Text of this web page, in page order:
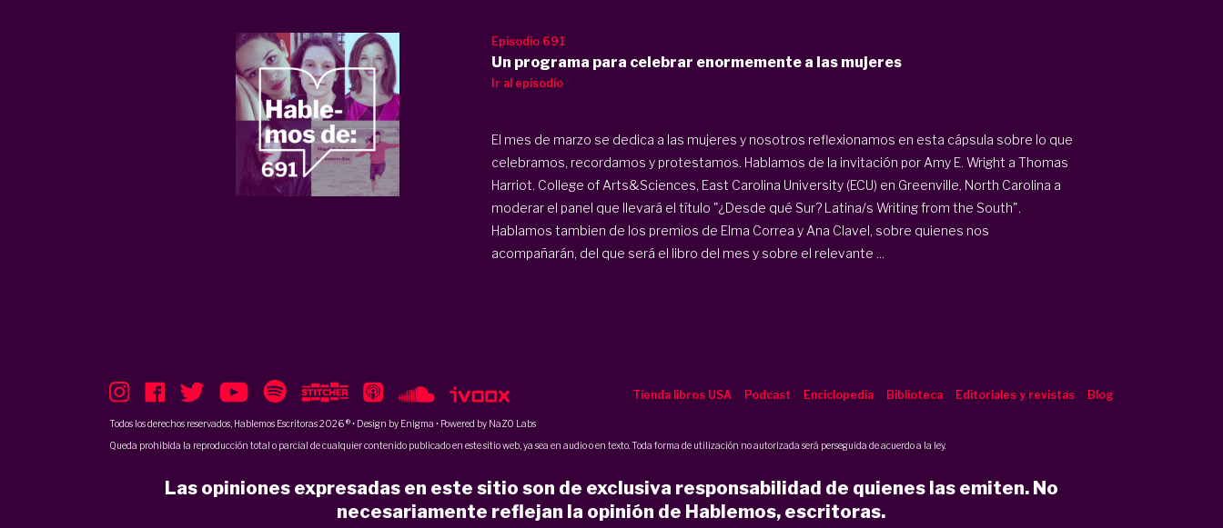
Episodio 691
Un programa para celebrar enormemente a las mujeres
Ir al episodio
El mes de marzo se dedica a las mujeres y nosotros reflexionamos en esta cápsula sobre lo que
celebramos, recordamos y protestamos. Hablamos de la invitación por Amy E. Wright a Thomas
Harriot. College of Arts&Sciences, East Carolina University (ECU) en Greenville, North Carolina a
moderar el panel que llevará el título "¿Desde qué Sur? Latina/s Writing from the South".
Hablamos tambien de los premios de Elma Correa y Ana Clavel, sobre quienes nos
acompañarán, del que será el libro del mes y sobre el relevante ...
Tienda libros USA Podcast Enciclopedia Biblioteca Editoriales y revistas Blog
Todos los derechos reservados, Hablemos Escritoras 2026 ® • Design by Enigma • Powered by NaZO Labs
Queda prohibida la reproducción total o parcial de cualquier contenido publicado en este sitio web, ya sea en audio o en texto. Toda forma de utilización no autorizada será perseguida de acuerdo a la ley.
Las opiniones expresadas en este sitio son de exclusiva responsabilidad de quienes las emiten. No
necesariamente reflejan la opinión de Hablemos, escritoras.